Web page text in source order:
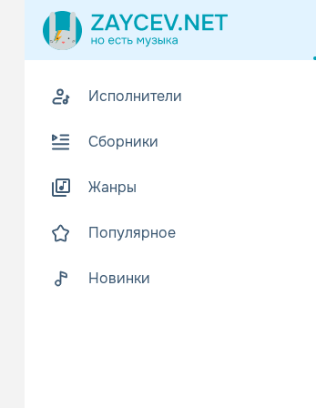
Исполнители
Сборники
Жанры
Популярное
Новинки